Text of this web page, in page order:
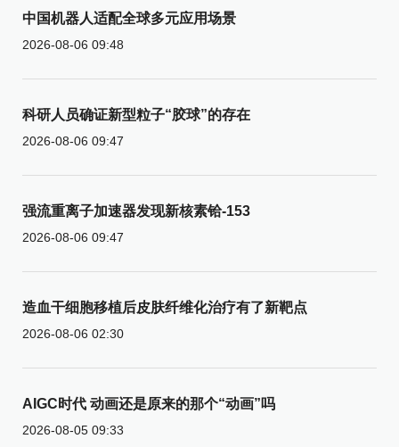
中国机器人适配全球多元应用场景
2026-08-06 09:48
科研人员确证新型粒子“胶球”的存在
2026-08-06 09:47
强流重离子加速器发现新核素铪-153
2026-08-06 09:47
造血干细胞移植后皮肤纤维化治疗有了新靶点
2026-08-06 02:30
AIGC时代 动画还是原来的那个“动画”吗
2026-08-05 09:33